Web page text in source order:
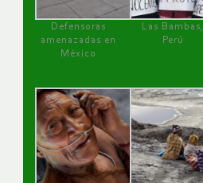
Defensoras
amenazadas en
México
Las Bambas,
Perú